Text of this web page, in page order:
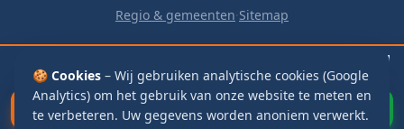
Regio & gemeenten·Sitemap
📬 Brievenbus€115
Bel Direct WhatsApp
🍪 Cookies – Wij gebruiken analytische cookies (Google
Analytics) om het gebruik van onze website te meten en
te verbeteren. Uw gegevens worden anoniem verwerkt.